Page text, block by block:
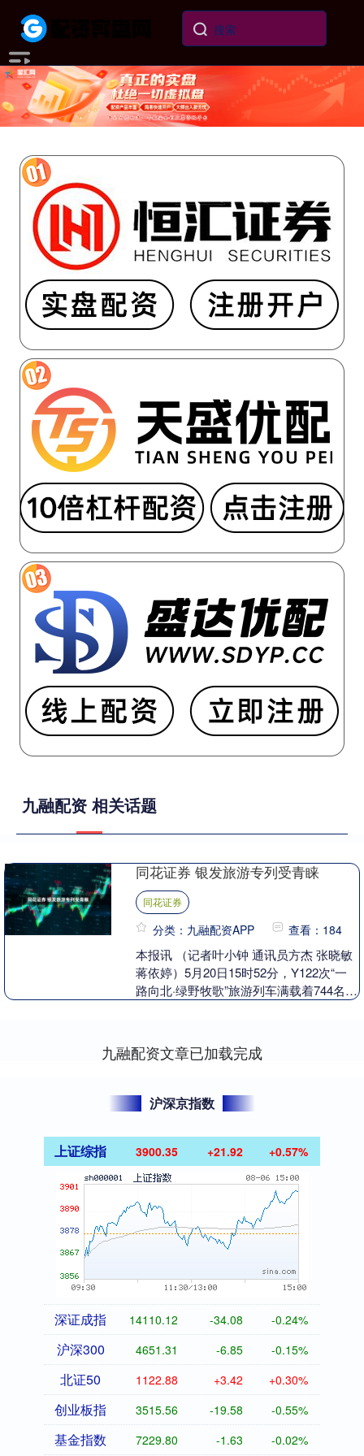
九融配资 相关话题
同花证券 银发旅游专列受青睐
同花证券
分类：九融配资APP 查看：184
本报讯 （记者叶小钟 通讯员方杰 张晓敏
蒋依婷）5月20日15时52分，Y122次“一
路向北·绿野牧歌”旅游列车满载着744名银
九融配资文章已加载完成
沪深京指数
上证综指 3900.35 +21.92 +0.57%
深证成指 14110.12 -34.08 -0.24%
沪深300 4651.31 -6.85 -0.15%
北证50 1122.88 +3.42 +0.30%
创业板指 3515.56 -19.58 -0.55%
基金指数 7229.80 -1.63 -0.02%